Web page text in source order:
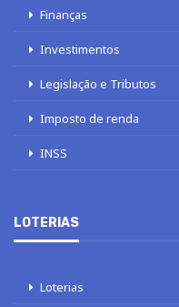
Finanças
Investimentos
Legislação e Tributos
Imposto de renda
INSS
LOTERIAS
Loterias